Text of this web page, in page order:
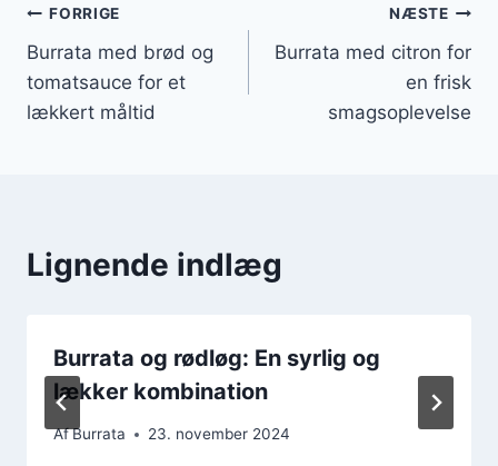
Indlægsnavigation
FORRIGE
Burrata med brød og
tomatsauce for et
lækkert måltid
NÆSTE
Burrata med citron for
en frisk
smagsoplevelse
Lignende indlæg
Burrata og rødløg: En syrlig og
lækker kombination
AfBurrata 23. november 2024